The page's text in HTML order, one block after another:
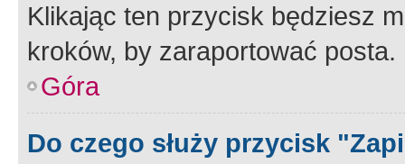
Klikając ten przycisk będziesz
kroków, by zaraportować posta.
Góra
Do czego służy przycisk